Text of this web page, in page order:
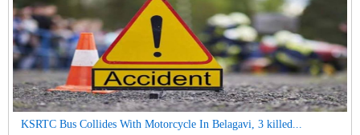
KSRTC Bus Collides With Motorcycle In Belagavi, 3 killed...